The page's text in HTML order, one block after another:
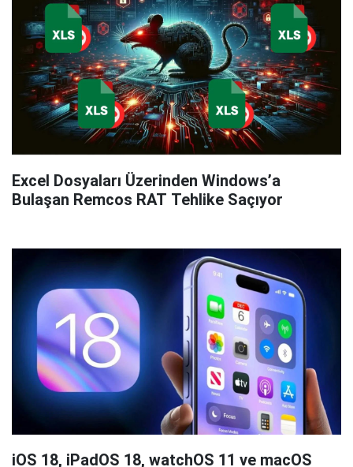
Excel Dosyaları Üzerinden Windows’a
Bulaşan Remcos RAT Tehlike Saçıyor
iOS 18, iPadOS 18, watchOS 11 ve macOS